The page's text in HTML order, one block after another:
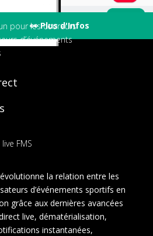
👀 Plus d'Infos
pour les coureurs
d’événements
FMS
la relation entre les
d’événements sportifs en
grâce aux dernières avancées
live, dématérialisation,
instantanées,